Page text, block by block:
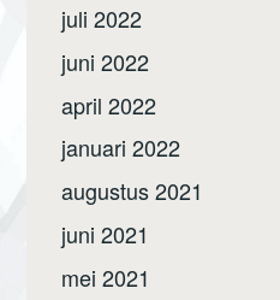
juli 2022
juni 2022
april 2022
januari 2022
augustus 2021
juni 2021
mei 2021